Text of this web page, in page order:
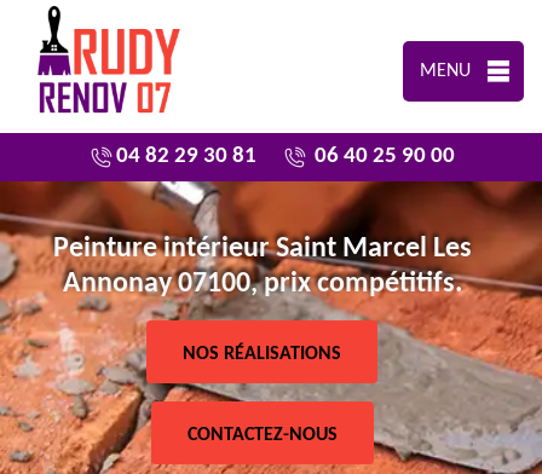
MENU
04 82 29 30 81 06 40 25 90 00
Peinture intérieur Saint Marcel Les
Annonay 07100, prix compétitifs.
NOS RÉALISATIONS
CONTACTEZ-NOUS